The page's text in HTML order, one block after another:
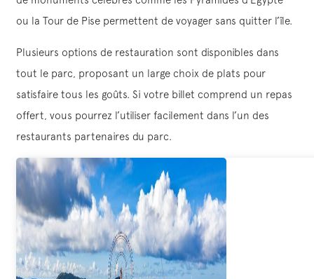
ou la Tour de Pise permettent de voyager sans quitter l’île.
Plusieurs options de restauration sont disponibles dans
tout le parc, proposant un large choix de plats pour
satisfaire tous les goûts. Si votre billet comprend un repas
offert, vous pourrez l’utiliser facilement dans l’un des
restaurants partenaires du parc.